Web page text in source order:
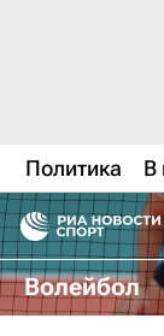
Политика В
Волейбол